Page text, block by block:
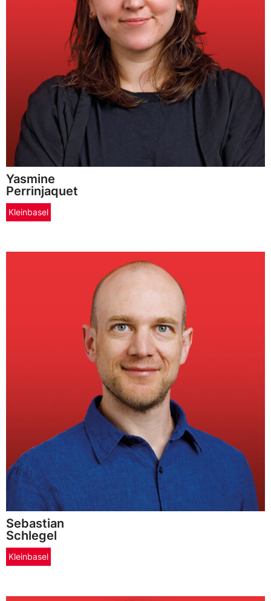
Yasmine
Perrinjaquet
Kleinbasel
Sebastian
Schlegel
Kleinbasel